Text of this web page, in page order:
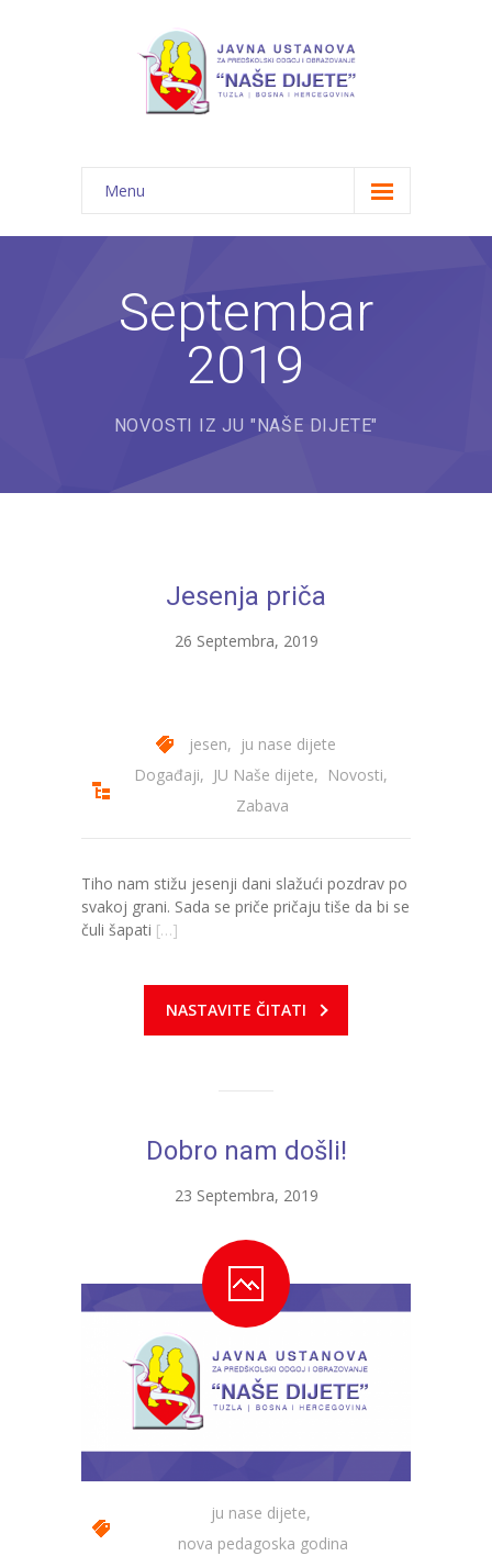
Menu
Početna
O nama
-- JU "Naše dijete"
-- Vrtići
---- Jelenko
---- Pčelica
---- Poletarac
---- Sunčica
---- Zeko
---- Zvončica
-- Dokumenti
-- COVID-19 Procedure
-- Javne nabavke
---- Plan javnih nabavki
---- Osnovni elementi ugovora
---- Odluke o izboru i poništenju
---- Nabavka usluga iz anexa II dio B
-- Konkursi
Edukacije
Septembar
2019
NOVOSTI IZ JU "NAŠE DIJETE"
Jesenja priča
26 Septembra, 2019
jesen, ju nase dijete
Događaji, JU Naše dijete, Novosti,
Zabava
Tiho nam stižu jesenji dani slažući pozdrav po
svakoj grani. Sada se priče pričaju tiše da bi se
čuli šapati […]
NASTAVITE ČITATI
Dobro nam došli!
23 Septembra, 2019
ju nase dijete,
nova pedagoska godina